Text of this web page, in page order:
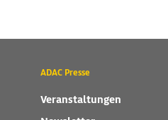
ADAC Presse
Veranstaltungen